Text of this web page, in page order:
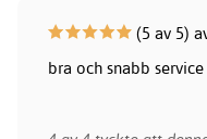
(5 av 5)
bra och snabb